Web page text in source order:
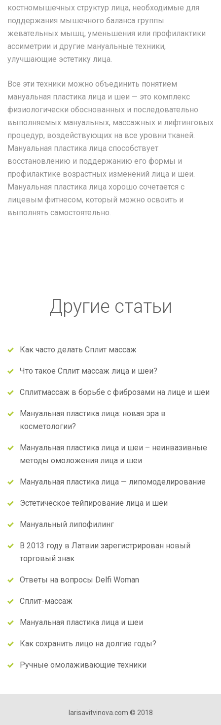
костномышечных структур лица, необходимые для
поддержания мышечного баланса группы
жевательных мышц, уменьшения или профилактики
ассиметрии и другие мануальные техники,
улучшающие эстетику лица.
Все эти техники можно объединить понятием
мануальная пластика лица и шеи — это комплекс
физиологически обоснованных и последовательно
выполняемых мануальных, массажных и лифтинговых
процедур, воздействующих на все уровни тканей.
Мануальная пластика лица способствует
восстановлению и поддержанию его формы и
профилактике возрастных изменений лица и шеи.
Мануальная пластика лица хорошо сочетается с
лицевым фитнесом, который можно освоить и
выполнять самостоятельно.
Другие статьи
Как часто делать Сплит массаж
Что такое Сплит массаж лица и шеи?
Сплитмассаж в борьбе с фиброзами на лице и шеи
Мануальная пластика лица: новая эра в
косметологии?
Мануальная пластика лица и шеи – неинвазивные
методы омоложения лица и шеи
Мануальная пластика лица — липомоделирование
Эстетическое тейпирование лица и шеи
Мануальный липофилинг
В 2013 году в Латвии зарегистрирован новый
торговый знак
Ответы на вопросы Delfi Woman
Сплит-массаж
Мануальная пластика лица и шеи
Как сохранить лицо на долгие годы?
Ручные омолаживающие техники
larisavitvinova.com © 2018